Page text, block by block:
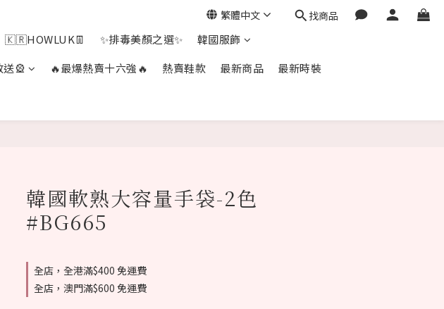
繁體中文 找商品
🇰🇷HOWLUK👖 ✨排毒美顏之選✨
韓國服飾
送🎡 🔥最爆熱賣十六強🔥 熱賣鞋款 最新商品
最新時裝
韓國軟熟大容量手袋-2色
#BG665
全店，全港滿$400 免運費
全店，澳門滿$600 免運費